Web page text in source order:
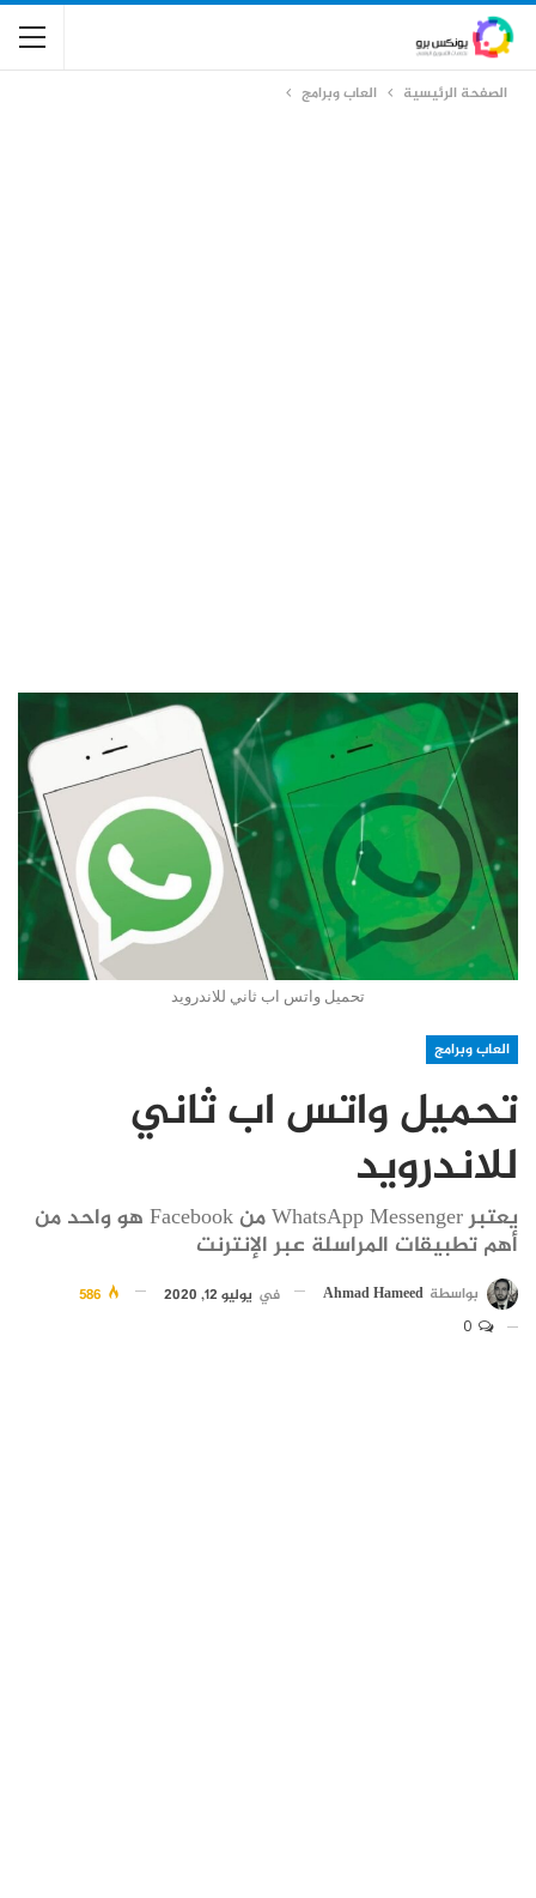
الصفحة الرئيسية العاب وبرامج
تحميل واتس اب ثاني للاندرويد
العاب وبرامج
تحميل واتس اب ثاني
للاندرويد
يعتبر WhatsApp Messenger من Facebook هو واحد من
أهم تطبيقات المراسلة عبر الإنترنت
بواسطة Ahmad Hameed في يوليو 12, 2020